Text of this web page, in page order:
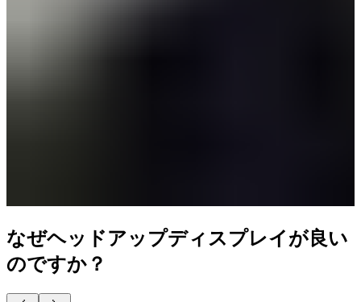
なぜヘッドアップディスプレイが良い
のですか？